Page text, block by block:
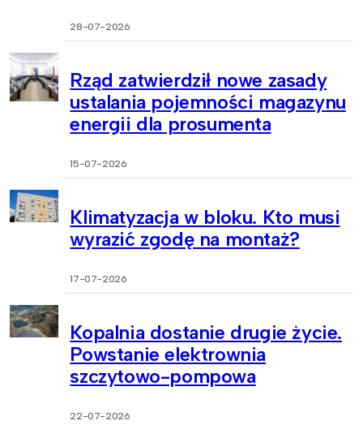
28-07-2026
Rząd zatwierdził nowe zasady
ustalania pojemności magazynu
energii dla prosumenta
15-07-2026
Klimatyzacja w bloku. Kto musi
wyrazić zgodę na montaż?
17-07-2026
Kopalnia dostanie drugie życie.
Powstanie elektrownia
szczytowo-pompowa
22-07-2026